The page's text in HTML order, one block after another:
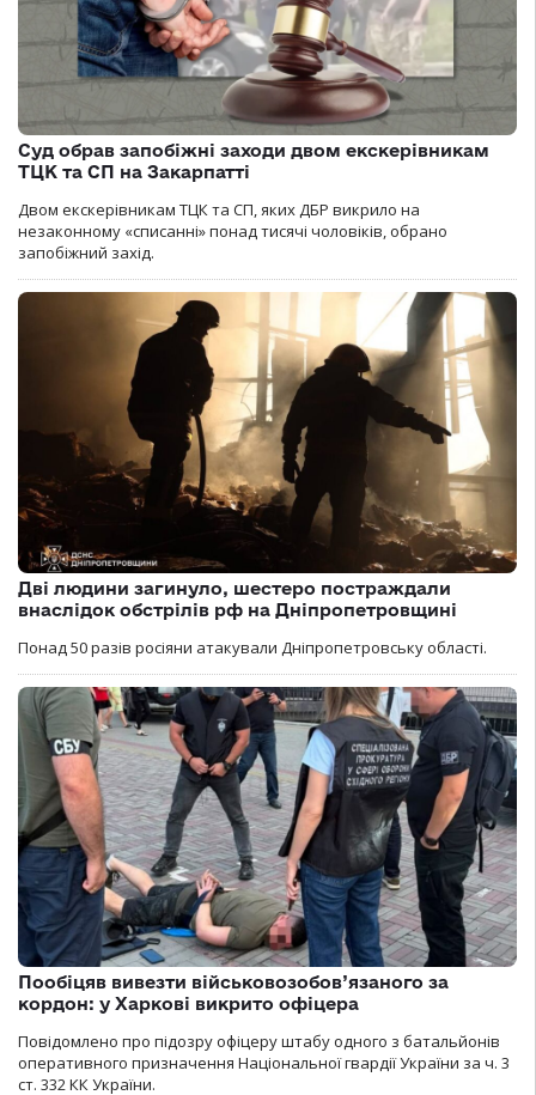
Суд обрав запобіжні заходи двом екскерівникам
ТЦК та СП на Закарпатті
Двом екскерівникам ТЦК та СП, яких ДБР викрило на
незаконному «списанні» понад тисячі чоловіків, обрано
запобіжний захід.
Дві людини загинуло, шестеро постраждали
внаслідок обстрілів рф на Дніпропетровщині
Понад 50 разів росіяни атакували Дніпропетровську області.
Пообіцяв вивезти військовозобов’язаного за
кордон: у Харкові викрито офіцера
Повідомлено про підозру офіцеру штабу одного з батальйонів
оперативного призначення Національної гвардії України за ч. 3
ст. 332 КК України.